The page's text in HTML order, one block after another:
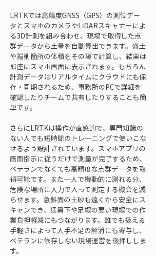
LRTKでは高精度GNSS（GPS）の測位デー
タとスマホのカメラやLiDARスキャナーによ
る3D計測を組み合わせ、現場で取得した点
群データから土量を自動算出できます。盛土
や掘削箇所の体積をその場で計算し、結果は
即座にスマホ画面に表示されます。もちろん
計測データはリアルタイムにクラウドにも保
存・同期されるため、事務所のPCで詳細を
確認したりチームで共有したりすることも簡
単です。
さらにLRTKは操作が直感的で、専門知識の
ない人でも短時間のトレーニングで使いこな
せるよう設計されています。スマホアプリの
画面指示に従うだけで測量が完了するため、
ベテランでなくても高精度な点群データを取
得可能です。また一人で機動的に測れる分、
危険な場所に人力で入って測定する機会を減
らせます。急斜面の土砂も遠くから安全にス
キャンでき、猛暑下や足場の悪い現場での作
業負担軽減にもつながります。誰でも扱える
手軽さによって人手不足の解消にも寄与し、
ベテランに依存しない現場運営を後押ししま
す。